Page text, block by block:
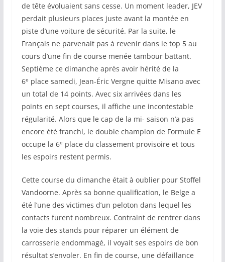
de tête évoluaient sans cesse. Un moment leader, JEV
perdait plusieurs places juste avant la montée en
piste d’une voiture de sécurité. Par la suite, le
Français ne parvenait pas à revenir dans le top 5 au
cours d’une fin de course menée tambour battant.
Septième ce dimanche après avoir hérité de la
6e place samedi, Jean-Éric Vergne quitte Misano avec
un total de 14 points. Avec six arrivées dans les
points en sept courses, il affiche une incontestable
régularité. Alors que le cap de la mi- saison n’a pas
encore été franchi, le double champion de Formule E
occupe la 6e place du classement provisoire et tous
les espoirs restent permis.
Cette course du dimanche était à oublier pour Stoffel
Vandoorne. Après sa bonne qualification, le Belge a
été l’une des victimes d’un peloton dans lequel les
contacts furent nombreux. Contraint de rentrer dans
la voie des stands pour réparer un élément de
carrosserie endommagé, il voyait ses espoirs de bon
résultat s’envoler. En fin de course, une défaillance